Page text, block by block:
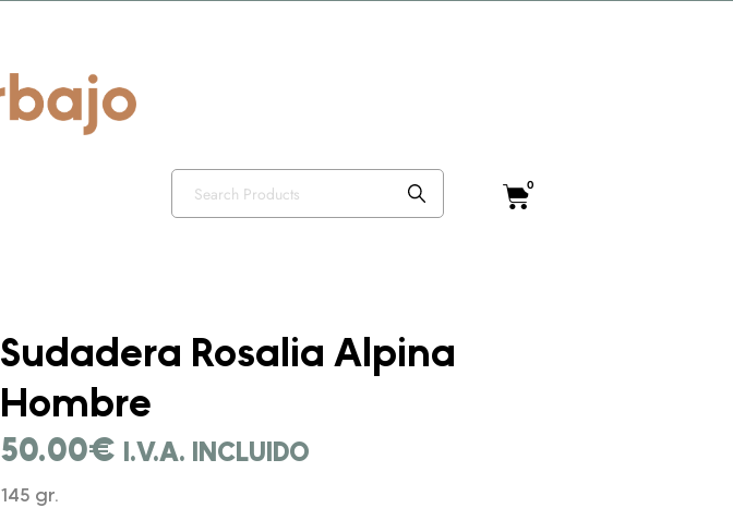
0
Sudadera Rosalia Alpina
Hombre
50.00€ I.V.A. INCLUIDO
145 gr.